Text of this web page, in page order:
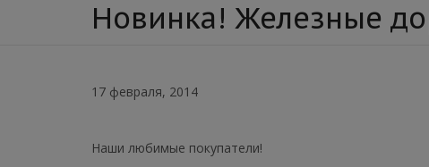
Новинка! Железные
17 февраля, 2014
Наши любимые покупатели!